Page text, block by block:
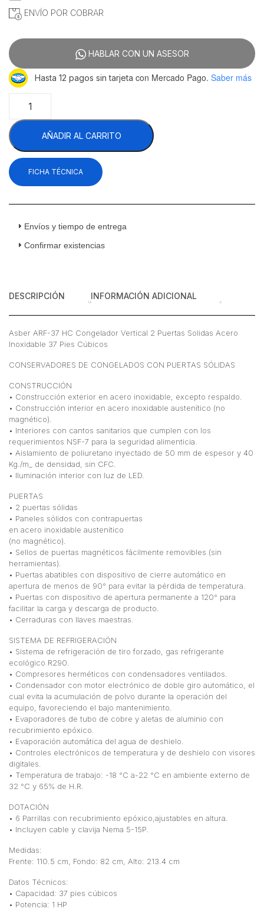
ENVÍO POR COBRAR
HABLAR CON UN ASESOR
Hasta 12 pagos sin tarjeta con Mercado Pago. Saber más
37
HC
Congelador
Vertical
2
Puertas
Inoxidable
Pies
AÑADIR AL CARRITO
FICHA TÉCNICA
Envíos y tiempo de entrega
Confirmar existencias
DESCRIPCIÓN INFORMACIÓN ADICIONAL
Asber ARF-37 HC Congelador Vertical 2 Puertas Solidas Acero
Inoxidable 37 Pies Cúbicos
CONSERVADORES DE CONGELADOS CON PUERTAS SÓLIDAS
CONSTRUCCIÓN
• Construcción exterior en acero inoxidable, excepto respaldo.
• Construcción interior en acero inoxidable austenítico (no
magnético).
• Interiores con cantos sanitarios que cumplen con los
requerimientos NSF-7 para la seguridad alimenticia.
• Aislamiento de poliuretano inyectado de 50 mm de espesor y 40
Kg./m_ de densidad, sin CFC.
• Iluminación interior con luz de LED.
PUERTAS
• 2 puertas sólidas
• Paneles sólidos con contrapuertas
en acero inoxidable austenítico
(no magnético).
• Sellos de puertas magnéticos fácilmente removibles (sin
herramientas).
• Puertas abatibles con dispositivo de cierre automático en
apertura de menos de 90° para evitar la pérdida de temperatura.
• Puertas con dispositivo de apertura permanente a 120° para
facilitar la carga y descarga de producto.
• Cerraduras con llaves maestras.
SISTEMA DE REFRIGERACIÓN
• Sistema de refrigeración de tiro forzado, gas refrigerante
ecológico R290.
• Compresores herméticos con condensadores ventilados.
• Condensador con motor electrónico de doble giro automático, el
cual evita la acumulación de polvo durante la operación del
equipo, favoreciendo el bajo mantenimiento.
• Evaporadores de tubo de cobre y aletas de aluminio con
recubrimiento epóxico.
• Evaporación automática del agua de deshielo.
• Controles electrónicos de temperatura y de deshielo con visores
digitales.
• Temperatura de trabajo: -18 °C a-22 °C en ambiente externo de
32 °C y 65% de H.R.
DOTACIÓN
• 6 Parrillas con recubrimiento epóxico,ajustables en altura.
• Incluyen cable y clavija Nema 5-15P.
Medidas:
Frente: 110.5 cm, Fondo: 82 cm, Alto: 213.4 cm
Datos Técnicos:
• Capacidad: 37 pies cúbicos
• Potencia: 1 HP